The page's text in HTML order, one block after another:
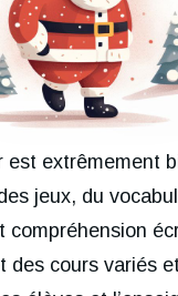
est extrêmement
jeux, du
compréhension
des cours variés